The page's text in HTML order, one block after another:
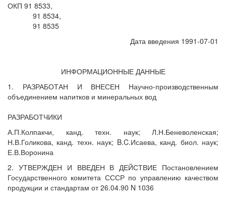
ОКП 91 8533,
91 8534,
91 8535
Дата введения 1991-07-01
ИНФОРМАЦИОННЫЕ ДАННЫЕ
1. РАЗРАБОТАН И ВНЕСЕН Научно-производственным
объединением напитков и минеральных вод
РАЗРАБОТЧИКИ
А.П.Колпакчи, канд. техн. наук; Л.Н.Беневоленская;
Н.В.Голикова, канд. техн. наук; B.C.Исаева, канд. биол. наук;
Е.В.Воронина
2. УТВЕРЖДЕН И ВВЕДЕН В ДЕЙСТВИЕ Постановлением
Государственного комитета СССР по управлению качеством
продукции и стандартам от 26.04.90 N 1036